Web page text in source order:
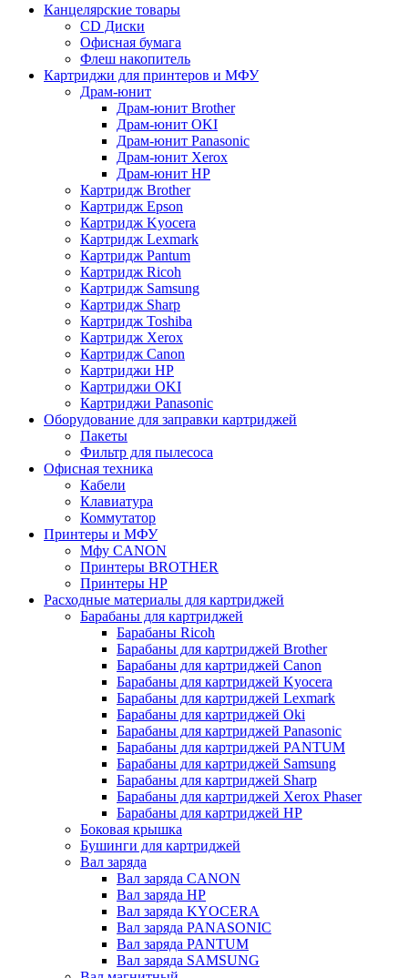
Канцелярские товары
CD Диски
Офисная бумага
Флеш накопитель
Картриджи для принтеров и МФУ
Драм-юнит
Драм-юнит Brother
Драм-юнит OKI
Драм-юнит Panasonic
Драм-юнит Xerox
Драм-юнит НР
Картридж Brother
Картридж Epson
Картридж Kyocera
Картридж Lexmark
Картридж Pantum
Картридж Ricoh
Картридж Samsung
Картридж Sharp
Картридж Toshiba
Картридж Xerox
Картридж Сanon
Картриджи HP
Картриджи OKI
Картриджи Panasonic
Оборудование для заправки картриджей
Пакеты
Фильтр для пылесоса
Офисная техника
Кабели
Клавиатура
Коммутатор
Принтеры и МФУ
Мфу CANON
Принтеры BROTHER
Принтеры HP
Расходные материалы для картриджей
Барабаны для картриджей
Барабаны Ricoh
Барабаны для картриджей Brother
Барабаны для картриджей Canon
Барабаны для картриджей Kyocera
Барабаны для картриджей Lexmark
Барабаны для картриджей Oki
Барабаны для картриджей Panasonic
Барабаны для картриджей PANTUM
Барабаны для картриджей Samsung
Барабаны для картриджей Sharp
Барабаны для картриджей Xerox Phaser
Барабаны для картриджей НР
Боковая крышка
Бушинги для картриджей
Вал заряда
Вал заряда CANON
Вал заряда HP
Вал заряда KYOCERA
Вал заряда PANASONIC
Вал заряда PANTUM
Вал заряда SAMSUNG